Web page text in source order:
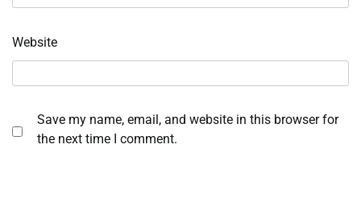
Website
Save my name, email, and website in this browser for
the next time I comment.